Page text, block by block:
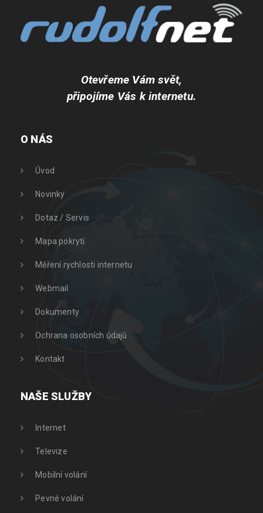
Otevřeme Vám svět,
připojíme Vás k internetu.
O NÁS
Úvod
Novinky
Dotaz / Servis
Mapa pokrytí
Měření rychlosti internetu
Webmail
Dokumenty
Ochrana osobních údajů
Kontakt
NAŠE SLUŽBY
Internet
Televize
Mobilní volání
Pevné volání